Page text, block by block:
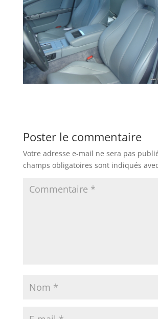
Poster le commentaire
Votre adresse e-mail ne sera pas
champs obligatoires sont indiqués avec